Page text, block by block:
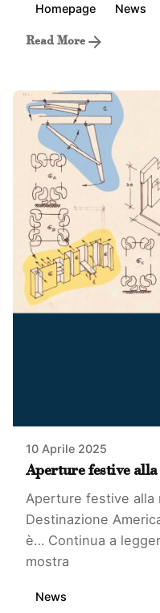
Homepage News
Read More
10 Aprile 2025
Aperture festive alla
Aperture festive alla
Destinazione
è… Continua a
mostra
News